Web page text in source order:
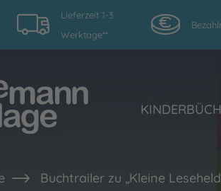
Lieferzeit 1-3
Werktage**
Buchtrailer zu „Kleine